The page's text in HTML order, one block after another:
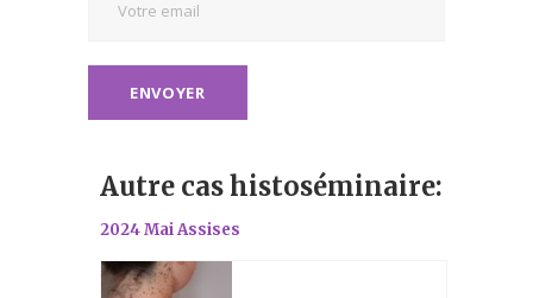
Autre cas histoséminaire:
2024 Mai Assises